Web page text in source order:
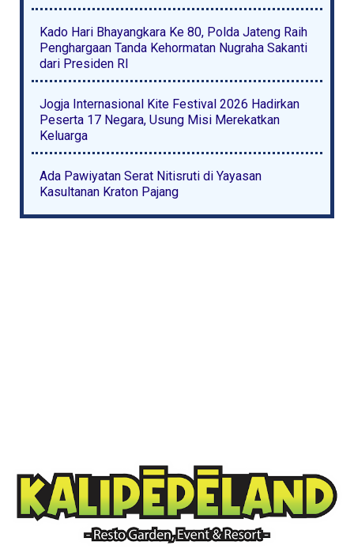
Kado Hari Bhayangkara Ke 80, Polda Jateng Raih
Penghargaan Tanda Kehormatan Nugraha Sakanti
dari Presiden RI
Jogja Internasional Kite Festival 2026 Hadirkan
Peserta 17 Negara, Usung Misi Merekatkan
Keluarga
Ada Pawiyatan Serat Nitisruti di Yayasan
Kasultanan Kraton Pajang